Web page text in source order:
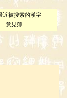
近被搜索的漢字
意見簿